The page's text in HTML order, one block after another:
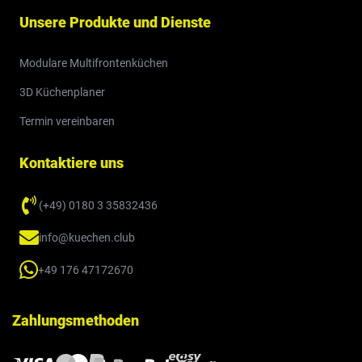
Unsere Produkte und Dienste
Modulare Multifrontenküchen
3D Küchenplaner
Termin vereinbaren
Kontaktiere uns
(+49) 0180 3 35832436
info@kuechen.club
+49 176 47172670
Zahlungsmethoden